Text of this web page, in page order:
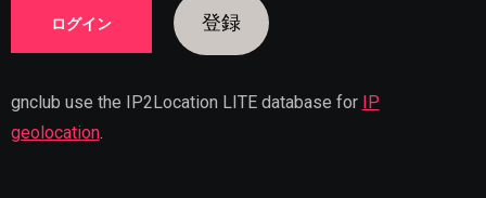
登録
gnclub use the IP2Location LITE database for IP
geolocation.